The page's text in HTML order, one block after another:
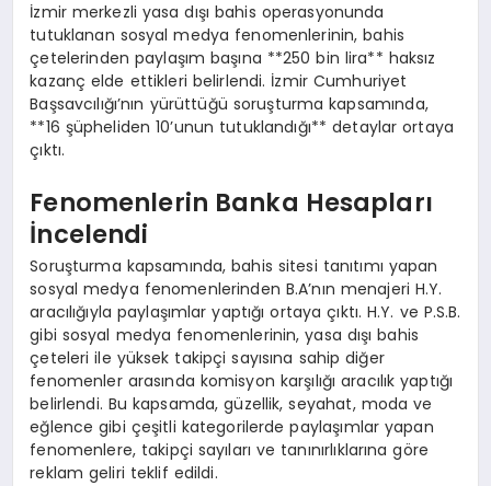
İzmir merkezli yasa dışı bahis operasyonunda
tutuklanan sosyal medya fenomenlerinin, bahis
çetelerinden paylaşım başına **250 bin lira** haksız
kazanç elde ettikleri belirlendi. İzmir Cumhuriyet
Başsavcılığı’nın yürüttüğü soruşturma kapsamında,
**16 şüpheliden 10’unun tutuklandığı** detaylar ortaya
çıktı.
Fenomenlerin Banka Hesapları
İncelendi
Soruşturma kapsamında, bahis sitesi tanıtımı yapan
sosyal medya fenomenlerinden B.A’nın menajeri H.Y.
aracılığıyla paylaşımlar yaptığı ortaya çıktı. H.Y. ve P.S.B.
gibi sosyal medya fenomenlerinin, yasa dışı bahis
çeteleri ile yüksek takipçi sayısına sahip diğer
fenomenler arasında komisyon karşılığı aracılık yaptığı
belirlendi. Bu kapsamda, güzellik, seyahat, moda ve
eğlence gibi çeşitli kategorilerde paylaşımlar yapan
fenomenlere, takipçi sayıları ve tanınırlıklarına göre
reklam geliri teklif edildi.